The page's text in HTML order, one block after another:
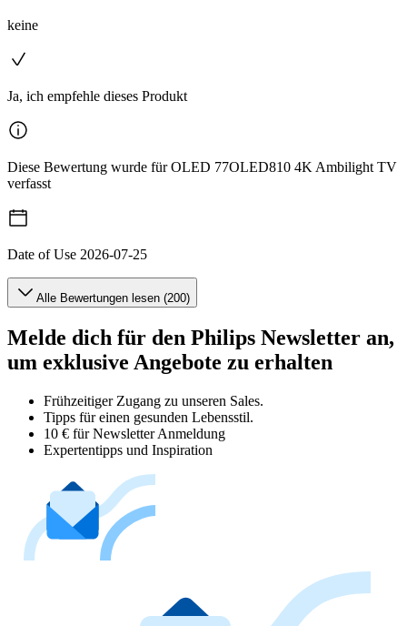
keine
Ja, ich empfehle dieses Produkt
Diese Bewertung wurde für OLED 77OLED810 4K Ambilight TV
verfasst
Date of Use 2026-07-25
Alle Bewertungen lesen (200)
Melde dich für den Philips Newsletter an,
um exklusive Angebote zu erhalten
Frühzeitiger Zugang zu unseren Sales.
Tipps für einen gesunden Lebensstil.
10 € für Newsletter Anmeldung
Expertentipps und Inspiration